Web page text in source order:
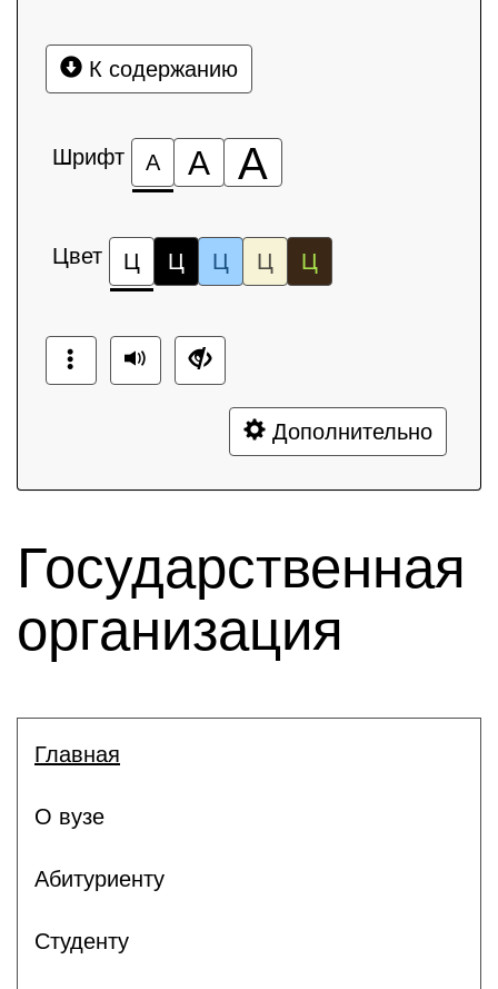
К содержанию
Шрифт А А А
Цвет Ц Ц Ц Ц Ц
Дополнительно
Государственная
организация
Главная
О вузе
Абитуриенту
Студенту